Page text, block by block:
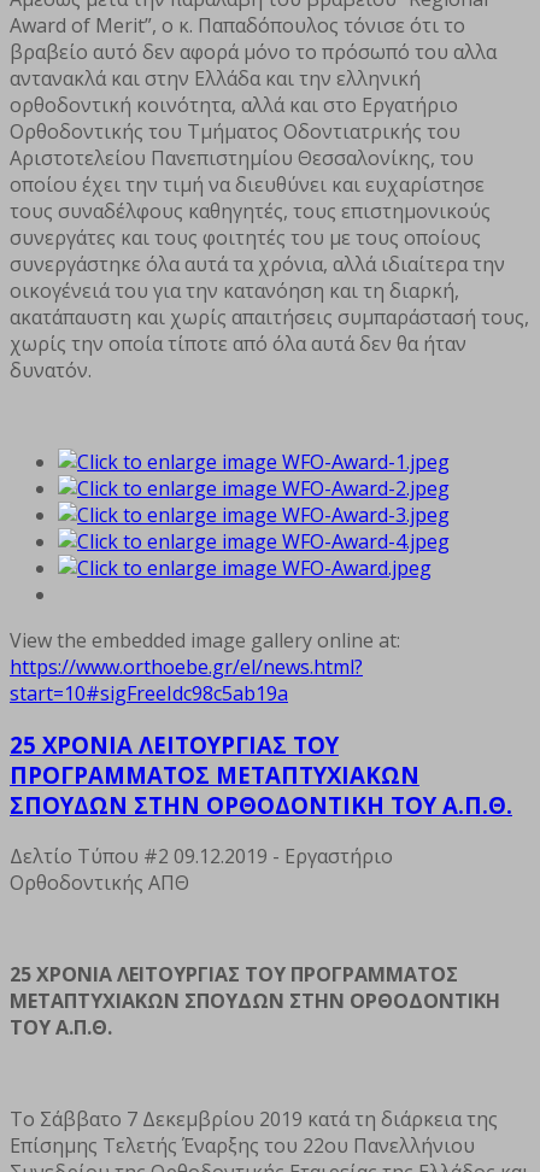
Award of Merit”, ο κ. Παπαδόπουλος τόνισε ότι το
βραβείο αυτό δεν αφορά μόνο το πρόσωπό του αλλα
αντανακλά και στην Ελλάδα και την ελληνική
ορθοδοντική κοινότητα, αλλά και στο Εργατήριο
Ορθοδοντικής του Τμήματος Οδοντιατρικής του
Αριστοτελείου Πανεπιστημίου Θεσσαλονίκης, του
οποίου έχει την τιμή να διευθύνει και ευχαρίστησε
τους συναδέλφους καθηγητές, τους επιστημονικούς
συνεργάτες και τους φοιτητές του με τους οποίους
συνεργάστηκε όλα αυτά τα χρόνια, αλλά ιδιαίτερα την
οικογένειά του για την κατανόηση και τη διαρκή,
ακατάπαυστη και χωρίς απαιτήσεις συμπαράστασή τους,
χωρίς την οποία τίποτε από όλα αυτά δεν θα ήταν
δυνατόν.
View the embedded image gallery online at:
https://www.orthoebe.gr/el/news.html?
start=10#sigFreeIdc98c5ab19a
25 ΧΡΟΝΙΑ ΛΕΙΤΟΥΡΓΙΑΣ ΤΟΥ
ΠΡΟΓΡΑΜΜΑΤΟΣ ΜΕΤΑΠΤΥΧΙΑΚΩΝ
ΣΠΟΥΔΩΝ ΣΤΗΝ ΟΡΘΟΔΟΝΤΙΚΗ ΤΟΥ Α.Π.Θ.
Δελτίο Τύπου #2 09.12.2019 - Εργαστήριο
Ορθοδοντικής ΑΠΘ
25 ΧΡΟΝΙΑ ΛΕΙΤΟΥΡΓΙΑΣ ΤΟΥ ΠΡΟΓΡΑΜΜΑΤΟΣ
ΜΕΤΑΠΤΥΧΙΑΚΩΝ ΣΠΟΥΔΩΝ ΣΤΗΝ ΟΡΘΟΔΟΝΤΙΚΗ
ΤΟΥ Α.Π.Θ.
Το Σάββατο 7 Δεκεμβρίου 2019 κατά τη διάρκεια της
Επίσημης Τελετής Έναρξης του 22ου Πανελλήνιου